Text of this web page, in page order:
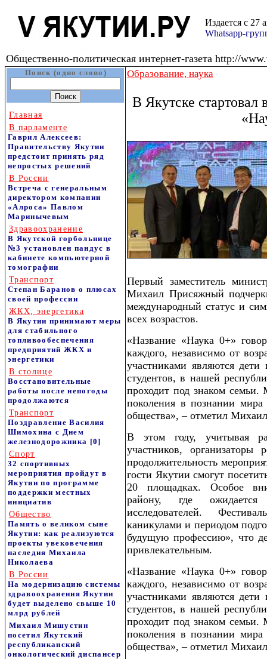
Издается с 27
Whatsapp-
Общественно-политическая интернет-газета http://
Поиск (одно слово)
Главная
В парламенте
Гаврил Алексеев:
Правительству Якутии
предстоит принять ряд
непростых решений
В России
Встреча с генеральным
директором компании
«Алроса» Павлом
Маринычевым
Здравоохранение
В Якутской горбольнице
№3 установлен пандус в
кабинете компьютерной
томографии
Транспорт
Степан Баранов о плюсах
своей профессии
ЖКХ, энергетика
В Якутии принимают меры
для стабильного
топливообеспечения
предприятий ЖКХ и
энергетики
В столице
Восстановительные
работы после непогоды
продолжаются
Транспорт
Поздравление Василия
Шимохина с Днем
железнодорожника [0]
Спорт
32 спортивных
мероприятия пройдут в
Якутии по программе
поддержки местных
инициатив
Общество
Память о великом сыне
Якутии: как реализуются
проекты увековечения
наследия Михаила
Николаева
В России
На модернизацию системы
здравоохранения Якутии
будет выделено свыше 10
млрд рублей
Михаил Мишустин
посетил Якутский
республиканский
онкологический диспансер
Образование, наука
В Якутске стартовал
Первый заместитель
Михаил Присяжный
международный статус и
всех возрастов.
«Название «Наука 0+»
каждого, независимо от
участниками являются
студентов, в нашей
проходит под знаком
поколения в познании
общества», – отметил
В этом году, учитывая
участников,
продолжительность
гости Якутии смогут
20 площадках. Особое
району, где
исследователей.
каникулами и периодом
будущую профессию», что
привлекательным.
«Название «Наука 0+»
каждого, независимо от
участниками являются
студентов, в нашей
проходит под знаком
поколения в познании
общества», – отметил